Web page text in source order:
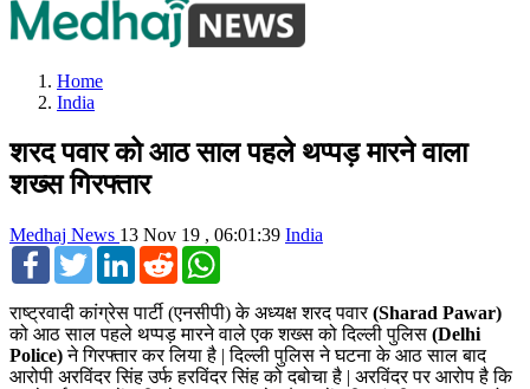
Home
India
शरद पवार को आठ साल पहले थप्पड़ मारने वाला
शख्स गिरफ्तार
Medhaj News 13 Nov 19 , 06:01:39 India
FacebookTwitterLinkedInReddit
राष्ट्रवादी कांग्रेस पार्टी (एनसीपी) के अध्यक्ष शरद पवार(Sharad Pawar)
को आठ साल पहले थप्पड़ मारने वाले एक शख्स को दिल्ली पुलिस (Delhi
Police)ने गिरफ्तार कर लिया है | दिल्ली पुलिस ने घटना के आठ साल बाद
आरोपी अरविंदर सिंह उर्फ हरविंदर सिंह को दबोचा है | अरविंदर पर आरोप है कि